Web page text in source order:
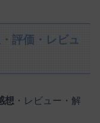
評価・レビュ
想 ・レビュー・解